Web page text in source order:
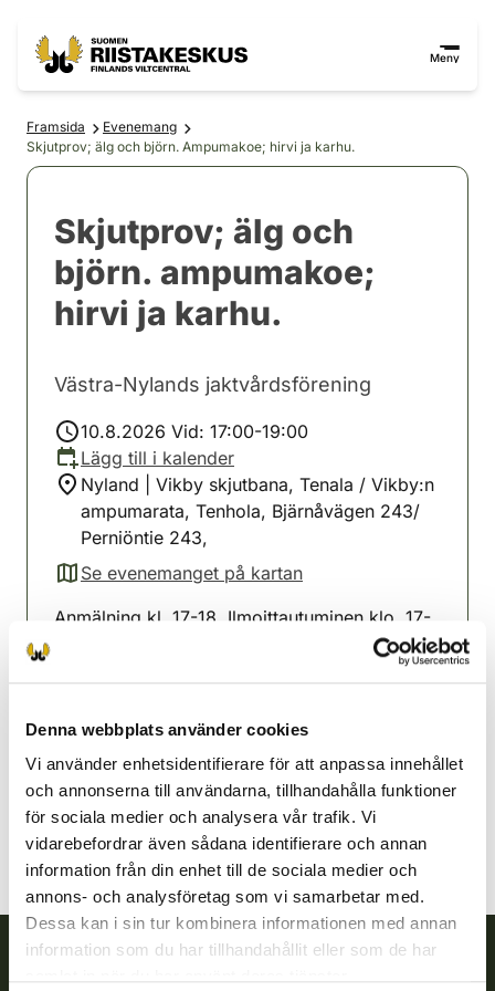
Denna webbplats använder cookies
Vi använder enhetsidentifierare för att anpassa innehållet
och annonserna till användarna, tillhandahålla funktioner
för sociala medier och analysera vår trafik. Vi
vidarebefordrar även sådana identifierare och annan
information från din enhet till de sociala medier och
annons- och analysföretag som vi samarbetar med.
Dessa kan i sin tur kombinera informationen med annan
information som du har tillhandahållit eller som de har
Meny
Framsida
Evenemang
Skjutprov; älg och björn. Ampumakoe; hirvi ja karhu.
Skjutprov; älg och
björn. ampumakoe;
hirvi ja karhu.
Västra-Nylands jaktvårdsförening
10.8.2026 Vid: 17:00-19:00
Lägg till i kalender
Nyland | Vikby skjutbana, Tenala / Vikby:n
ampumarata, Tenhola, Bjärnåvägen 243/
Perniöntie 243,
Se evenemanget på kartan
(avautuu uuteen välilehteen)
Anmälning kl. 17-18. Ilmoittautuminen klo. 17-
Nyland
vastranylandsjvf@rhy.riista.fi